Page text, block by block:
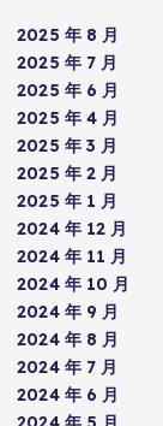
2025 年 8 月
2025 年 7 月
2025 年 6 月
2025 年 4 月
2025 年 3 月
2025 年 2 月
2025 年 1 月
2024 年 12 月
2024 年 11 月
2024 年 10 月
2024 年 9 月
2024 年 8 月
2024 年 7 月
2024 年 6 月